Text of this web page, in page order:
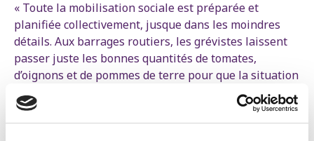
« Toute la mobilisation sociale est préparée et
planifiée collectivement, jusque dans les moindres
détails. Aux barrages routiers, les grévistes laissent
passer juste les bonnes quantités de tomates,
d’oignons et de pommes de terre pour que la situation
reste supportable pour la communauté. Et juste assez
d’essence pour que les chauffeurs de bus et les
taxistasne se retrouvent pas complètement sans